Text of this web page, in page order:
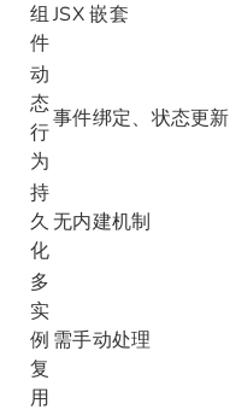
组
件
JSX 嵌套
动
态
行
为
事件绑定、状态更新
持
久
化
无内建机制
多
实
例
复
用
需手动处理